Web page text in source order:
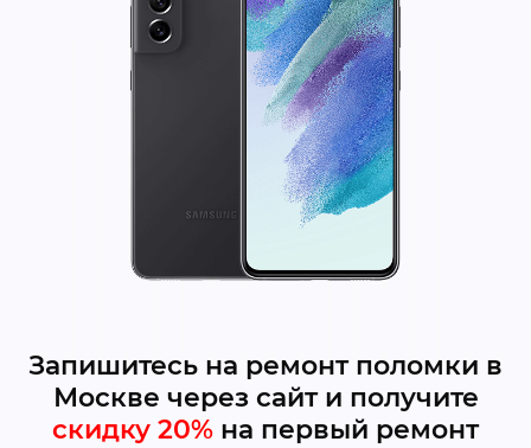
Запишитесь на ремонт поломки в
Москве через сайт и получите
скидку 20% на первый ремонт